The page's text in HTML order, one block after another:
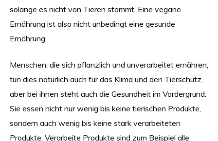
solange es nicht von Tieren stammt. Eine vegane
Ernährung ist also nicht unbedingt eine gesunde
Ernährung.
Menschen, die sich pflanzlich und unverarbeitet ernähren,
tun dies natürlich auch für das Klima und den Tierschutz,
aber bei ihnen steht auch die Gesundheit im Vordergrund.
Sie essen nicht nur wenig bis keine tierischen Produkte,
sondern auch wenig bis keine stark verarbeiteten
Produkte. Verarbeite Produkte sind zum Beispiel alle